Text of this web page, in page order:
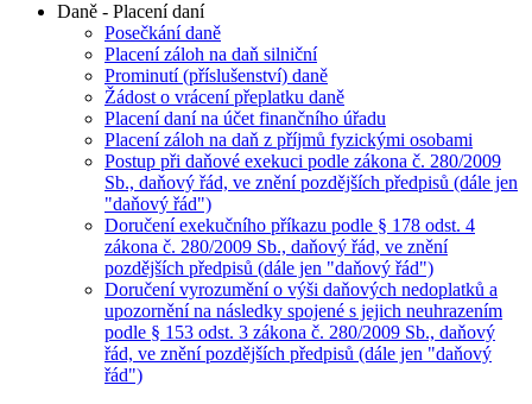
Daně - Placení daní
Posečkání daně
Placení záloh na daň silniční
Prominutí (příslušenství) daně
Žádost o vrácení přeplatku daně
Placení daní na účet finančního úřadu
Placení záloh na daň z příjmů fyzickými osobami
Postup při daňové exekuci podle zákona č. 280/2009
Sb., daňový řád, ve znění pozdějších předpisů (dále jen
"daňový řád")
Doručení exekučního příkazu podle § 178 odst. 4
zákona č. 280/2009 Sb., daňový řád, ve znění
pozdějších předpisů (dále jen "daňový řád")
Doručení vyrozumění o výši daňových nedoplatků a
upozornění na následky spojené s jejich neuhrazením
podle § 153 odst. 3 zákona č. 280/2009 Sb., daňový
řád, ve znění pozdějších předpisů (dále jen "daňový
řád")